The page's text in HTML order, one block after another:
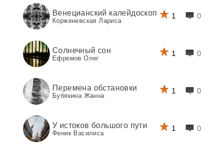
Венецианский калейдоскоп
Корженевская Лариса
1 0
Солнечный сон
Ефремов Олег
1 0
Перемена обстановки
Бубякина Жанна
1 0
У истоков большого пути
Феник Василиса
1 0